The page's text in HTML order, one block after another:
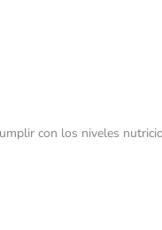
con los niveles